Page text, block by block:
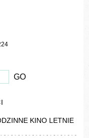
KINO LETNIE